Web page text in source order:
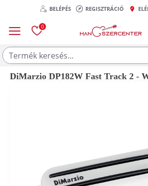
BELÉPÉS REGISZTRÁCIÓ
0
DiMarzio DP182W Fast Track 2 -